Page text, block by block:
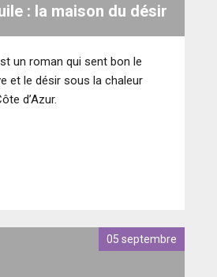
: la maison du désir
un roman qui sent bon le
et le désir sous la chaleur
d’Azur.
05 septembre